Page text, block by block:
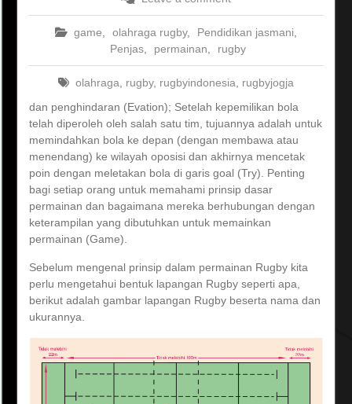
game olahraga rugby, Pendidikan jasmani
Penjas, permainan rugby
olahraga rugby, rugbyindonesia rugbyjogja
dan penghindaran (Evation); Setelah kepemilikan bola
telah diperoleh oleh salah satu tim, tujuannya adalah untuk
memindahkan bola ke depan (dengan membawa atau
menendang) ke wilayah oposisi dan akhirnya mencetak
poin dengan meletakan bola di garis goal (Try). Penting
bagi setiap orang untuk memahami prinsip dasar
permainan dan bagaimana mereka berhubungan dengan
keterampilan yang dibutuhkan untuk memainkan
permainan (Game).
Sebelum mengenal prinsip dalam permainan Rugby kita
perlu mengetahui bentuk lapangan Rugby seperti apa,
berikut adalah gambar lapangan Rugby beserta nama dan
ukurannya.